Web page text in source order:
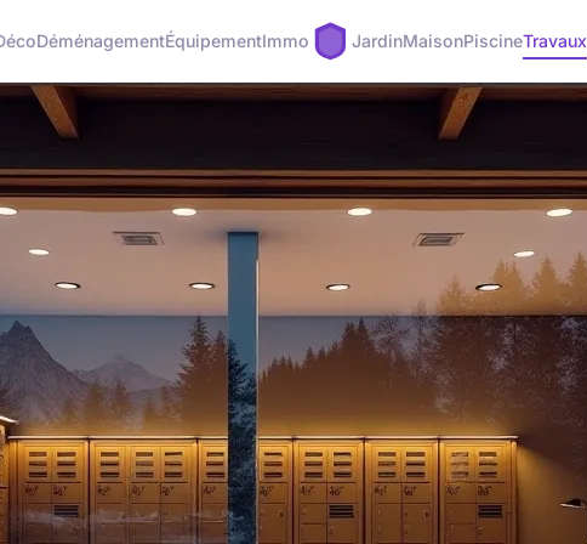
DéménagementÉquipementImmo JardinMaisonPiscineTravaux